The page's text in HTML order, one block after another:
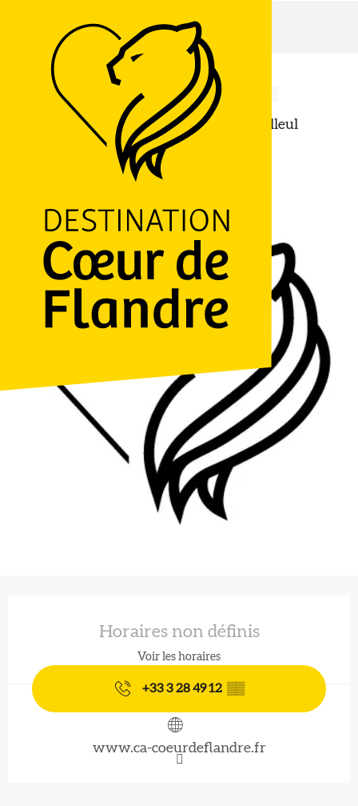
LOGO
Piscine Aquabelle
ACTIVITÉS SPORTIVES PISCINE SUR L'EAU OU SUR LE SABLE
4 Avenue Pierre de Coubertin, 59270 Bailleul
Ajouter aux favoris
Horaires non définis
Voir les horaires
+33 3 28 49 12 ▒▒
www.ca-coeurdeflandre.fr